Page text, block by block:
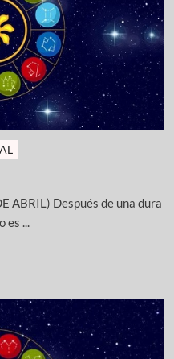
ABRIL) Después de una dura
es ...